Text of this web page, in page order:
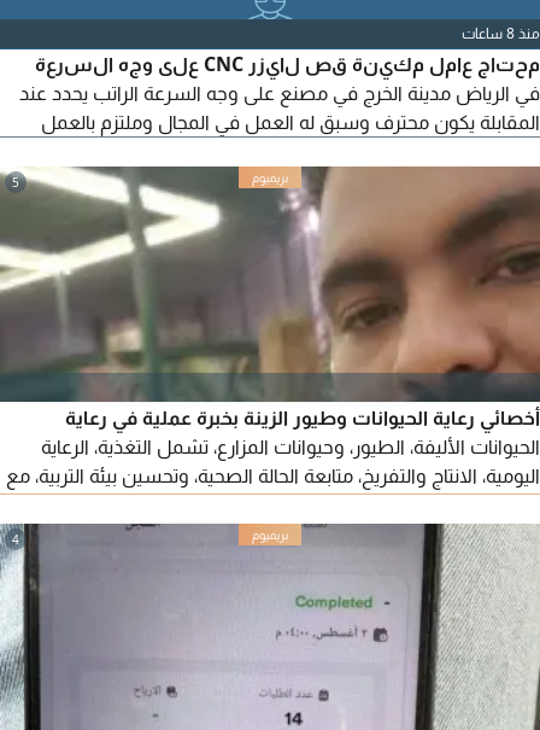
منذ 8 ساعات
محتاج عامل مكينة قص لايزر CNC على وجه السرعة
في الرياض مدينة الخرج في مصنع على وجه السرعة الراتب يحدد عند
المقابلة يكون محترف وسبق له العمل في المجال وملتزم بالعمل
5
أخصائي رعاية الحيوانات وطيور الزينة بخبرة عملية في رعاية
الحيوانات الأليفة، الطيور، وحيوانات المزارع، تشمل التغذية، الرعاية
اليومية، الانتاج والتفريخ، متابعة الحالة الصحية، وتحسين بيئة التربية، مع
4